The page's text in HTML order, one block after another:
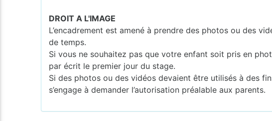
DROIT A L'IMAGE
L’encadrement est amené à prendre des photos ou des
de temps.
Si vous ne souhaitez pas que votre enfant soit pris en
par écrit le premier jour du stage.
Si des photos ou des vidéos devaient être utilisés à des
s’engage à demander l’autorisation préalable aux parents.